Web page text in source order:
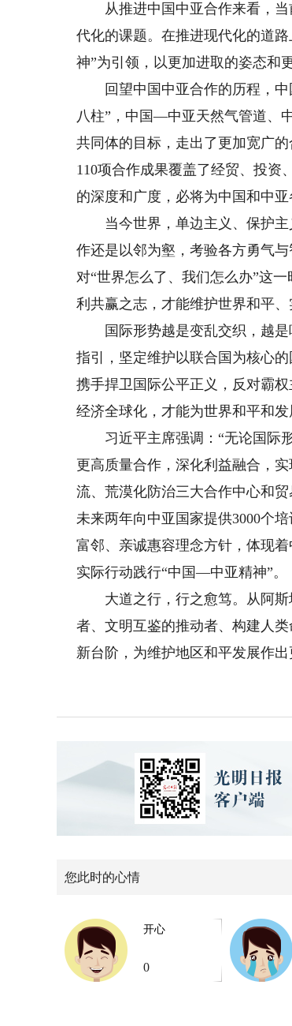
从推进中国中亚合作来看，当
代化的课题。在推进现代化的道
神”为引领，以更加进取的姿态和
回望中国中亚合作的历程，中
八柱”，中国—中亚天然气管道
共同体的目标，走出了更加宽广
110项合作成果覆盖了经贸、投资
的深度和广度，必将为中国和中
当今世界，单边主义、保护主
作还是以邻为壑，考验各方勇气
对“世界怎么了、我们怎么办”这
利共赢之志，才能维护世界和平、
国际形势越是变乱交织，越是
指引，坚定维护以联合国为核心
携手捍卫国际公平正义，反对霸
经济全球化，才能为世界和平和发
习近平主席强调：“无论国际形
更高质量合作，深化利益融合，
流、荒漠化防治三大合作中心和
未来两年向中亚国家提供3000个
富邻、亲诚惠容理念方针，体现
实际行动践行“中国—中亚精神”。
大道之行，行之愈笃。从阿斯
者、文明互鉴的推动者、构建人
新台阶，为维护地区和平发展作
您此时的心情
开心
0